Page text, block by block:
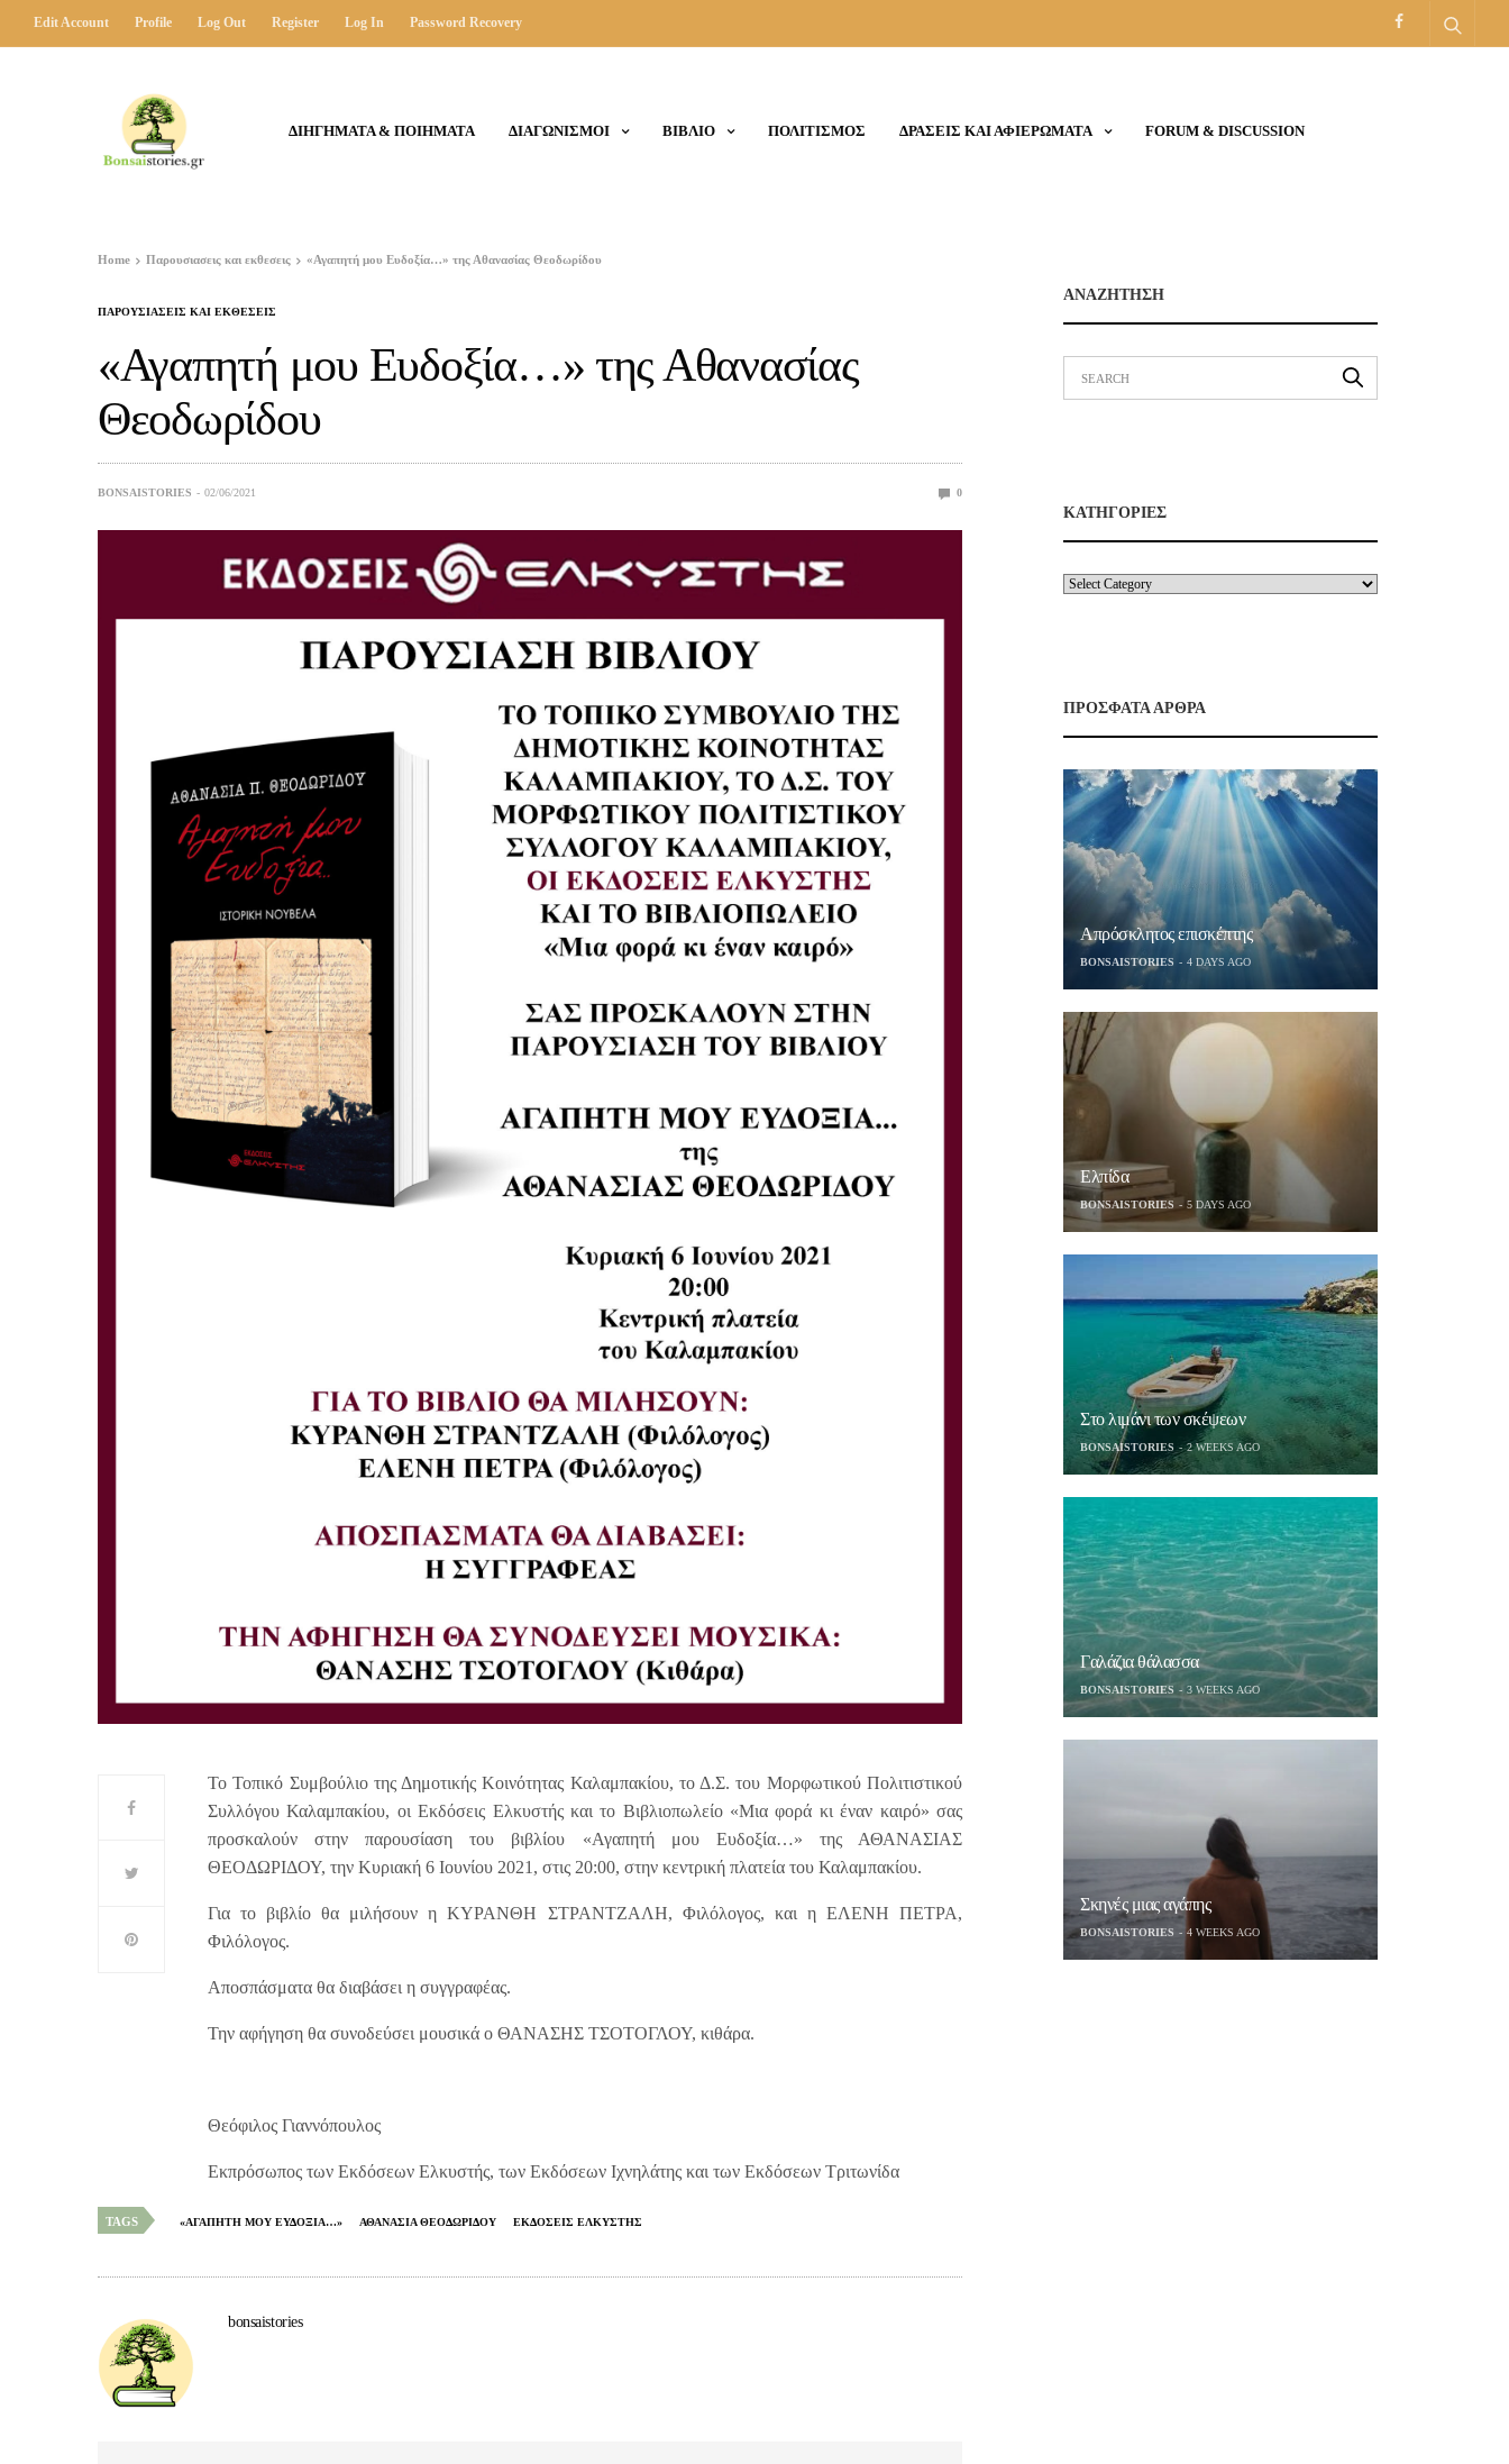
Edit Account Profile Log Out Register Log In Password Recovery
ΔΙΗΓΗΜΑΤΑ & ΠΟΙΗΜΑΤΑ ΔΙΑΓΩΝΙΣΜΟΙ ΒΙΒΛΙΟ ΠΟΛΙΤΙΣΜΟΣ ΔΡΑΣΕΙΣ ΚΑΙ ΑΦΙΕΡΩΜΑΤΑ FORUM & DISCUSSION
Home Παρουσιασεις και εκθεσεις «Αγαπητή μου Ευδοξία…» της Αθανασίας Θεοδωρίδου
ΠΑΡΟΥΣΙΑΣΕΙΣ ΚΑΙ ΕΚΘΕΣΕΙΣ
«Αγαπητή μου Ευδοξία…» της Αθανασίας
Θεοδωρίδου
BONSAISTORIES 02/06/2021 0
Το Τοπικό Συμβούλιο της Δημοτικής Κοινότητας Καλαμπακίου, το Δ.Σ. του Μορφωτικού Πολιτιστικού
Συλλόγου Καλαμπακίου, οι Εκδόσεις Ελκυστής και το Βιβλιοπωλείο «Μια φορά κι έναν καιρό» σας
προσκαλούν στην παρουσίαση του βιβλίου «Αγαπητή μου Ευδοξία…» της ΑΘΑΝΑΣΙΑΣ
ΘΕΟΔΩΡΙΔΟΥ, την Κυριακή 6 Ιουνίου 2021, στις 20:00, στην κεντρική πλατεία του Καλαμπακίου.
Για το βιβλίο θα μιλήσουν η ΚΥΡΑΝΘΗ ΣΤΡΑΝΤΖΑΛΗ, Φιλόλογος, και η ΕΛΕΝΗ ΠΕΤΡΑ,
Φιλόλογος.
Αποσπάσματα θα διαβάσει η συγγραφέας.
Την αφήγηση θα συνοδεύσει μουσικά ο ΘΑΝΑΣΗΣ ΤΣΟΤΟΓΛΟΥ, κιθάρα.
Θεόφιλος Γιαννόπουλος
Εκπρόσωπος των Εκδόσεων Ελκυστής, των Εκδόσεων Ιχνηλάτης και των Εκδόσεων Τριτωνίδα
TAGS «ΑΓΑΠΗΤΗ ΜΟΥ ΕΥΔΟΞΙΑ…» ΑΘΑΝΑΣΙΑ ΘΕΟΔΩΡΙΔΟΥ ΕΚΔΟΣΕΙΣ ΕΛΚΥΣΤΗΣ
bonsaistories
ΑΝΑΖΗΤΗΣΗ
ΚΑΤΗΓΟΡΙΕΣ
ΠΡΟΣΦΑΤΑ ΑΡΘΡΑ
Απρόσκλητος επισκέπτης
BONSAISTORIES 4 DAYS AGO
Ελπίδα
BONSAISTORIES 5 DAYS AGO
Στο λιμάνι των σκέψεων
BONSAISTORIES 2 WEEKS AGO
Γαλάζια θάλασσα
BONSAISTORIES 3 WEEKS AGO
Σκηνές μιας αγάπης
BONSAISTORIES 4 WEEKS AGO